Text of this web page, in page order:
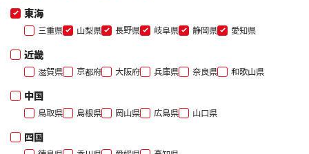
東海
三重県 山梨県 長野県 岐阜県 静岡県 愛知県
近畿
滋賀県 京都府 大阪府 兵庫県 奈良県 和歌山県
中国
鳥取県 島根県 岡山県 広島県 山口県
四国